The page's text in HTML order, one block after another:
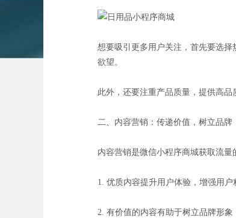
想要吸引更多用户关注，首先要选
欲望。
此外，还要注重产品质量，提供高
二、内容营销：传递价值，树立品牌
内容营销是微信小程序商城获取流
1. 优质内容提升用户体验，增强用户
2. 有价值的内容有助于树立品牌形象